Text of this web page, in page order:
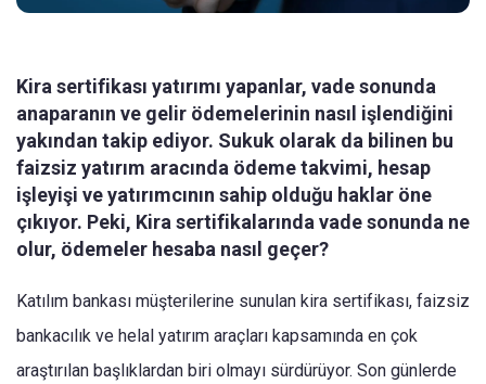
Kira sertifikası yatırımı yapanlar, vade sonunda
anaparanın ve gelir ödemelerinin nasıl işlendiğini
yakından takip ediyor. Sukuk olarak da bilinen bu
faizsiz yatırım aracında ödeme takvimi, hesap
işleyişi ve yatırımcının sahip olduğu haklar öne
çıkıyor. Peki, Kira sertifikalarında vade sonunda ne
olur, ödemeler hesaba nasıl geçer?
Katılım bankası müşterilerine sunulan kira sertifikası, faizsiz
bankacılık ve helal yatırım araçları kapsamında en çok
araştırılan başlıklardan biri olmayı sürdürüyor. Son günlerde